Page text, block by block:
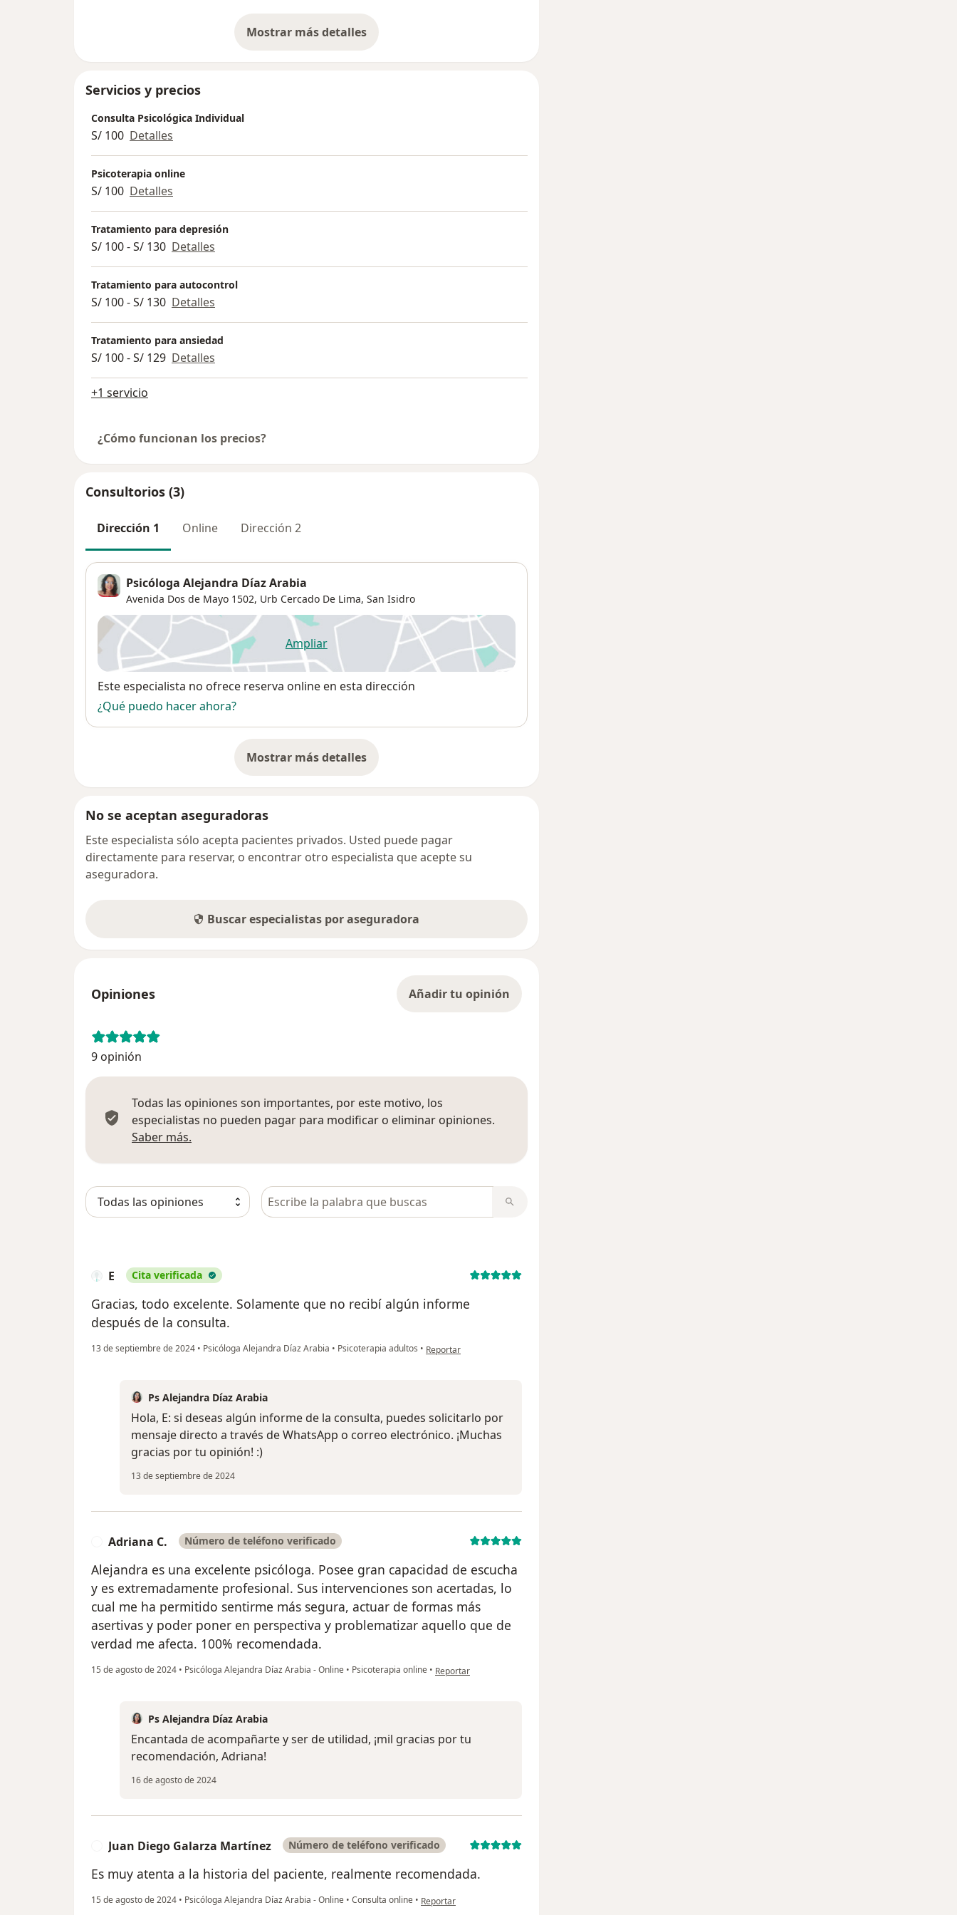
Mostrar más detalles
sobre la experiencia
Servicios y precios
Consulta Psicológica Individual
S/ 100 Detalles
Psicoterapia online
S/ 100 Detalles
Tratamiento para depresión
S/ 100 - S/ 130 Detalles
Tratamiento para autocontrol
S/ 100 - S/ 130 Detalles
Tratamiento para ansiedad
S/ 100 - S/ 129 Detalles
+1 servicio
¿Cómo funcionan los precios?
Consultorios (3)
Dirección 1 Online Dirección 2
Psicóloga Alejandra Díaz Arabia
Avenida Dos de Mayo 1502, Urb Cercado De Lima, San Isidro
Ampliarse abre en una nueva pestaña
Disponibilidad
Este especialista no ofrece reserva online en esta dirección
¿Qué puedo hacer ahora?
Mostrar más detalles
sobre la dirección
No se aceptan aseguradoras
Este especialista sólo acepta pacientes privados. Usted puede pagar
directamente para reservar, o encontrar otro especialista que acepte su
aseguradora.
Buscar especialistas por aseguradora
Opiniones Añadir tu opinión
9 opinión
Todas las opiniones son importantes, por este motivo, los
especialistas no pueden pagar para modificar o eliminar opiniones.
Saber más.
Busca en opiniones
E Cita verificada
Gracias, todo excelente. Solamente que no recibí algún informe
después de la consulta.
13 de septiembre de 2024 • Psicóloga Alejandra Díaz Arabia • Psicoterapia adultos • en opinión del usuario E
Reportar
Ps Alejandra Díaz Arabia
Hola, E: si deseas algún informe de la consulta, puedes solicitarlo por
mensaje directo a través de WhatsApp o correo electrónico. ¡Muchas
gracias por tu opinión! :)
13 de septiembre de 2024
Adriana C. Número de teléfono verificado
Alejandra es una excelente psicóloga. Posee gran capacidad de escucha
y es extremadamente profesional. Sus intervenciones son acertadas, lo
cual me ha permitido sentirme más segura, actuar de formas más
asertivas y poder poner en perspectiva y problematizar aquello que de
verdad me afecta. 100% recomendada.
15 de agosto de 2024 • Psicóloga Alejandra Díaz Arabia - Online • Psicoterapia online • en opinión del usuario Adriana C.
Reportar
Ps Alejandra Díaz Arabia
Encantada de acompañarte y ser de utilidad, ¡mil gracias por tu
recomendación, Adriana!
16 de agosto de 2024
Juan Diego Galarza Martínez Número de teléfono verificado
Es muy atenta a la historia del paciente, realmente recomendada.
15 de agosto de 2024 • Psicóloga Alejandra Díaz Arabia - Online • Consulta online • en opinión del usuario Juan Diego Galarza Martínez
Reportar